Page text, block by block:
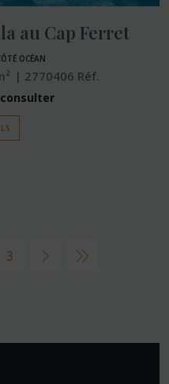
au Cap Ferret
OCÉAN
2770406 Réf.
3